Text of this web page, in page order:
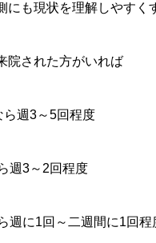
にも現状を理解しやすく
院された方がいれば
ら週3～5回程度
週3～2回程度
週に1回～二週間に1回程